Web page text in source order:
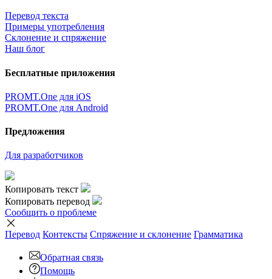
Перевод текста
Примеры употребления
Склонение и спряжение
Наш блог
Бесплатные приложения
PROMT.One для iOS
PROMT.One для Android
Предложения
Для разработчиков
Копировать текст
Копировать перевод
Сообщить о проблеме
Перевод Контексты Спряжение и склонение Грамматика
Обратная связь
Помощь